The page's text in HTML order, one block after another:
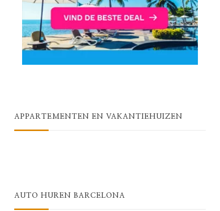
APPARTEMENTEN EN VAKANTIEHUIZEN
AUTO HUREN BARCELONA